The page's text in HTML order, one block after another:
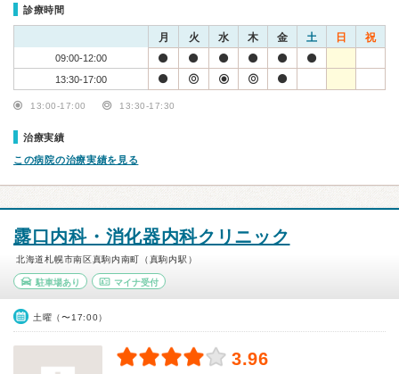
診療時間
月 火 水 木 金 土 日 祝
09:00-12:00
13:30-17:00
13:00-17:00 13:30-17:30
治療実績
この病院の治療実績を見る
露口内科・消化器内科クリニック
北海道札幌市南区真駒内南町（真駒内駅）
駐車場あり マイナ受付
土曜（〜17:00）
3.96